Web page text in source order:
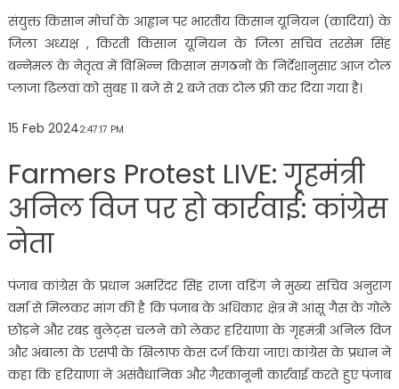
संयुक्त किसान मोर्चा के आह्वान पर भारतीय किसान यूनियन (क़ादियां) के
जिला अध्यक्ष , किरती किसान यूनियन के जिला सचिव तरसेम सिंह
बन्नेमल के नेतृत्व में विभिन्न किसान संगठनों के निर्देशानुसार आज टोल
प्लाजा ढिलवां को सुबह 11 बजे से 2 बजे तक टोल फ्री कर दिया गया है।
15 Feb 20242:47:17 PM
Farmers Protest LIVE: गृहमंत्री
अनिल विज पर हो कार्रवाई: कांग्रेस
नेता
पंजाब कांग्रेस के प्रधान अमरिंदर सिंह राजा वडिंग ने मुख्य सचिव अनुराग
वर्मा से मिलकर मांग की है कि पंजाब के अधिकार क्षेत्र में आंसू गैस के गोले
छोड़ने और रबड़ बुलेट्स चलने को लेकर हरियाणा के गृहमंत्री अनिल विज
और अंबाला के एसपी के खिलाफ केस दर्ज किया जाए। कांग्रेस के प्रधान ने
कहा कि हरियाणा ने असंवैधानिक और गैरकानूनी कार्रवाई करते हुए पंजाब